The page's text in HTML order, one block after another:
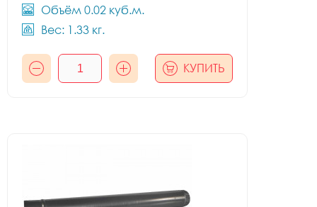
Объём 0.02 куб.м.
Вес: 1.33 кг.
КУПИТЬ